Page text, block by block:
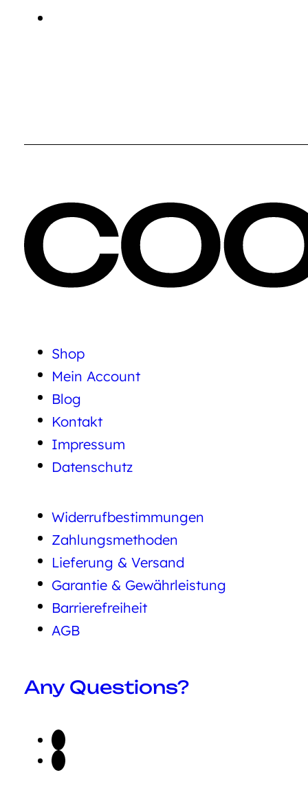
Shop
Mein Account
Blog
Kontakt
Impressum
Datenschutz
Widerrufbestimmungen
Zahlungsmethoden
Lieferung & Versand
Garantie & Gewährleistung
Barrierefreiheit
AGB
Any Questions?